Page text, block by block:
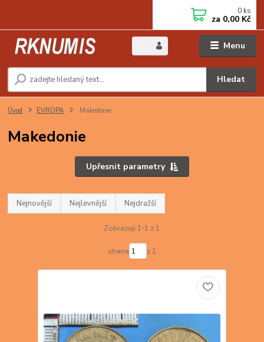
Menu
Hledat
0 ks
za 0,00 Kč
Úvod EVROPA Makedonie
Makedonie
Upřesnit parametry
Nejnovější Nejlevnější Nejdražší
Zobrazuji 1-1 z 1
strana z 1